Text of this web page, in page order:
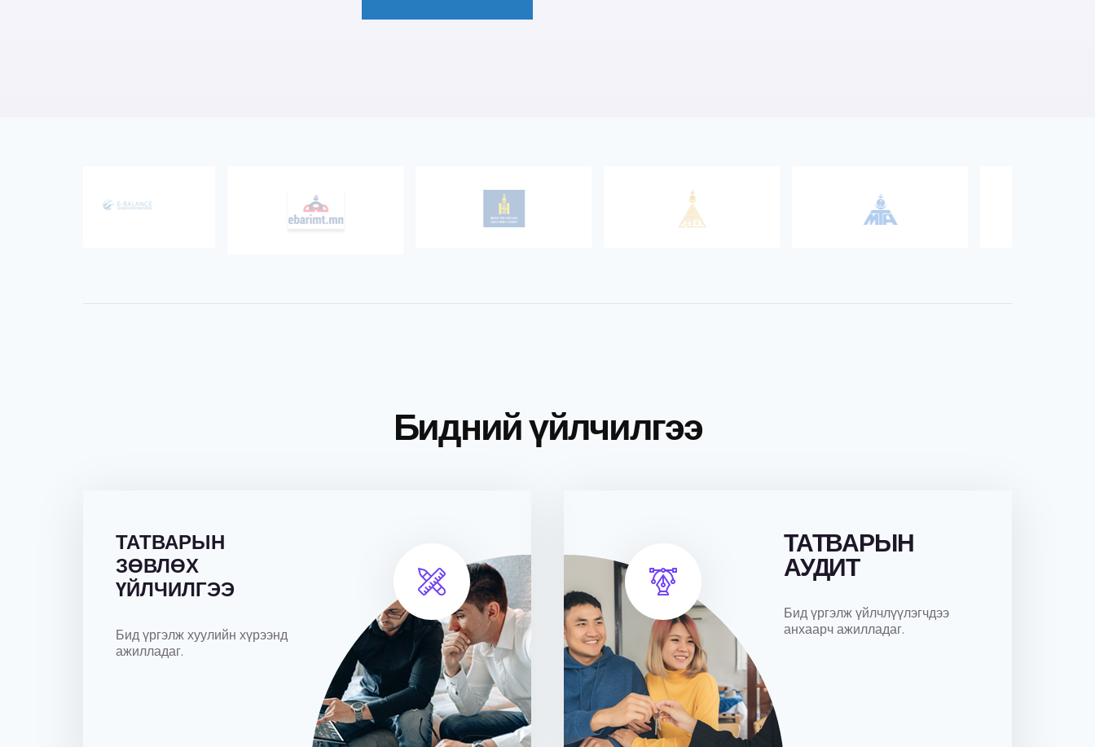
Бидний үйлчилгээ
ТАТВАРЫН
ЗӨВЛӨХ
ҮЙЛЧИЛГЭЭ
Бид үргэлж хуулийн хүрээнд
ажилладаг.
ТАТВАРЫН
АУДИТ
Бид үргэлж үйлчлүүлэгчдээ
анхаарч ажилладаг.